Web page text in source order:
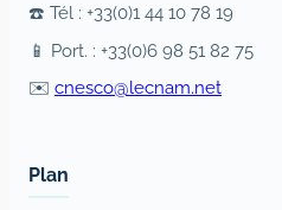
☎️ Tél : +33(0)1 44 10 78 19
📱 Port. : +33(0)6 98 51 82 75
✉️ cnesco@lecnam.net
Plan